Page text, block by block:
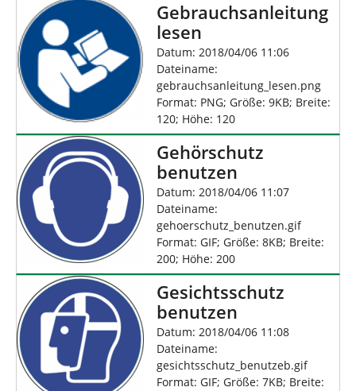
Gebrauchsanleitung
lesen
Datum: 2018/04/06 11:06
Dateiname:
gebrauchsanleitung_lesen.png
Format: PNG; Größe: 9KB; Breite:
120; Höhe: 120
Gehörschutz
benutzen
Datum: 2018/04/06 11:07
Dateiname:
gehoerschutz_benutzen.gif
Format: GIF; Größe: 8KB; Breite:
200; Höhe: 200
Gesichtsschutz
benutzen
Datum: 2018/04/06 11:08
Dateiname:
gesichtsschutz_benutzeb.gif
Format: GIF; Größe: 7KB; Breite: